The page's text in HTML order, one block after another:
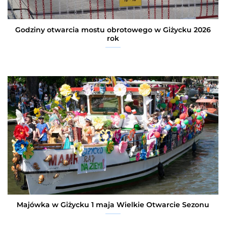
Godziny otwarcia mostu obrotowego w Giżycku 2026
rok
Majówka w Giżycku 1 maja Wielkie Otwarcie Sezonu